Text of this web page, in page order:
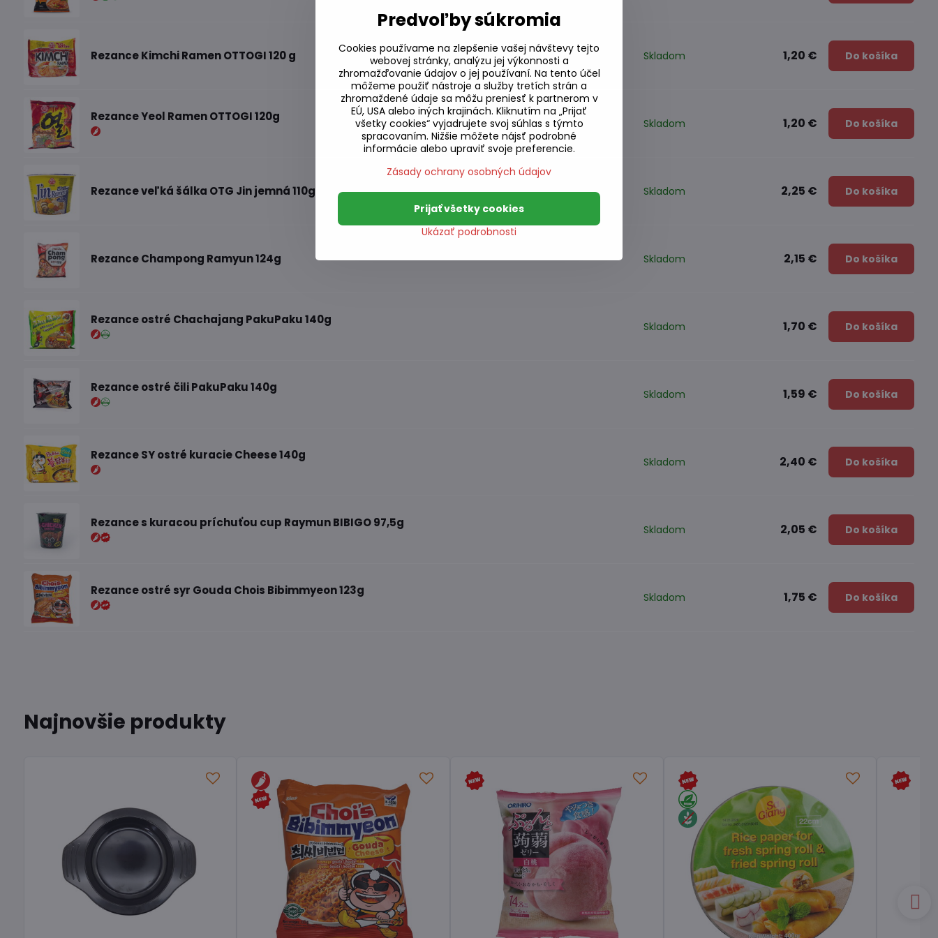
Rezance Kimchi Ramen OTTOGI 120 g Skladom 1,20 € Do košíka
Rezance Yeol Ramen OTTOGI 120g Skladom 1,20 € Do košíka
Rezance veľká šálka OTG Jin jemná 110g Skladom 2,25 € Do košíka
Rezance Champong Ramyun 124g Skladom 2,15 € Do košíka
Rezance ostré Chachajang PakuPaku 140g Skladom 1,70 € Do košíka
Rezance ostré čili PakuPaku 140g Skladom 1,59 € Do košíka
Rezance SY ostré kuracie Cheese 140g Skladom 2,40 € Do košíka
Rezance s kuracou príchuťou cup Raymun BIBIGO 97,5g Skladom 2,05 € Do košíka
Rezance ostré syr Gouda Chois Bibimmyeon 123g Skladom 1,75 € Do košíka
Najnovšie produkty
Predvoľby súkromia
Cookies používame na zlepšenie vašej návštevy tejto
webovej stránky, analýzu jej výkonnosti a
zhromažďovanie údajov o jej používaní. Na tento účel
môžeme použiť nástroje a služby tretích strán a
zhromaždené údaje sa môžu preniesť k partnerom v
EÚ, USA alebo iných krajinách. Kliknutím na „Prijať
všetky cookies“ vyjadrujete svoj súhlas s týmto
spracovaním. Nižšie môžete nájsť podrobné
informácie alebo upraviť svoje preferencie.
Zásady ochrany osobných údajov
Ukázať podrobnosti
Prijať všetky cookies